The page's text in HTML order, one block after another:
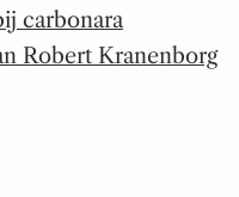
carbonara
Robert Kranenborg